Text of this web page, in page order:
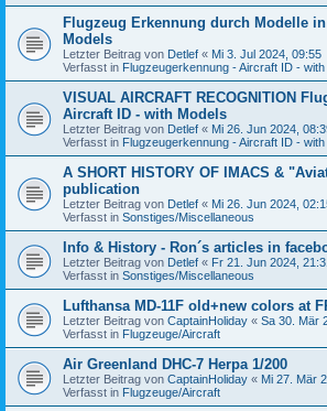
Flugzeug Erkennung durch Modelle in
Models
Letzter Beitrag von Detlef « Mi 3. Jul 2024, 09:55
Verfasst in Flugzeugerkennung - Aircraft ID - with
VISUAL AIRCRAFT RECOGNITION
Aircraft ID - with Models
Letzter Beitrag von Detlef « Mi 26. Jun 2024,
Verfasst in Flugzeugerkennung - Aircraft ID - with
A SHORT HISTORY OF IMACS &
publication
Letzter Beitrag von Detlef « Mi 26. Jun 2024,
Verfasst in Sonstiges/Miscellaneous
Info & History - Ron´s articles in
Letzter Beitrag von Detlef « Fr 21. Jun 2024,
Verfasst in Sonstiges/Miscellaneous
Lufthansa MD-11F old+new colors at
Letzter Beitrag von CaptainHoliday « Sa 30. Mär
Verfasst in Flugzeuge/Aircraft
Air Greenland DHC-7 Herpa 1/200
Letzter Beitrag von CaptainHoliday « Mi 27. Mär
Verfasst in Flugzeuge/Aircraft